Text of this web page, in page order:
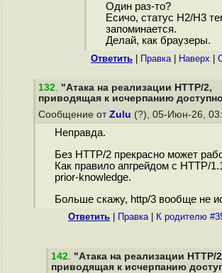
Один раз-то?
Есичо, статус H2/H3
запоминается.
Делай, как браузеры.
Ответить Правка| Наверх
132. "Атака на реализации HTTP/2,
приводящая к исчерпанию
Сообщение от Zulu (?), 05-Июн-26,
Неправда.
Без HTTP/2 прекрасно может
Как правило апгрейдом с HTTP/
prior-knowledge.
Больше скажу, http/3 вообще не
Ответить Правка| К родителю
142. "Атака на реализации HTTP/
приводящая к исчерпанию